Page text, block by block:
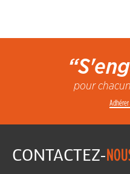
pour
Adhérer
CONTACTEZ-